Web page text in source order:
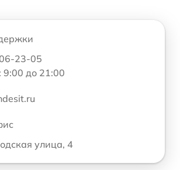
23-05
9:00 до 21:00
улица, 4